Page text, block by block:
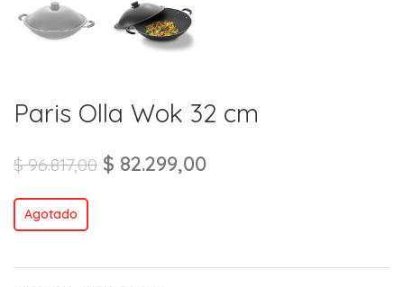
Paris Olla Wok 32 cm
$96.817,00 $ 82.299,00
Agotado